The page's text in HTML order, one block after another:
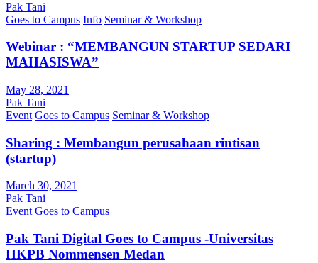
Pak Tani
Goes to Campus Info Seminar & Workshop
Webinar : “MEMBANGUN STARTUP SEDARI
MAHASISWA”
May 28, 2021
Pak Tani
Event Goes to Campus Seminar & Workshop
Sharing : Membangun perusahaan rintisan
(startup)
March 30, 2021
Pak Tani
Event Goes to Campus
Pak Tani Digital Goes to Campus -Universitas
HKPB Nommensen Medan